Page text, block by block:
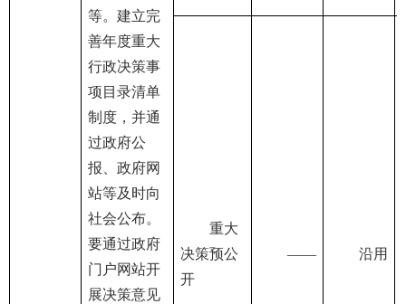
等。建立完
善年度重大
行政决策事
项目录清单
制度，并通
过政府公
报、政府网
站等及时向
社会公布。
要通过政府
门户网站开
展决策意见
重大
决策预公
开
—— 沿用